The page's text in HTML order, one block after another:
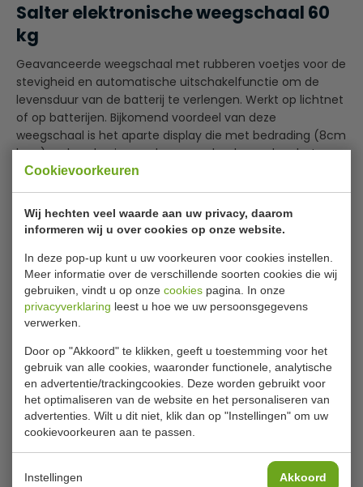
Cookievoorkeuren
Wij hechten veel waarde aan uw privacy, daarom
informeren wij u over cookies op onze website.
In deze pop-up kunt u uw voorkeuren voor cookies instellen.
Meer informatie over de verschillende soorten cookies die wij
gebruiken, vindt u op onze cookies pagina. In onze
privacyverklaring leest u hoe we uw persoonsgegevens
verwerken.
Door op "Akkoord" te klikken, geeft u toestemming voor het
gebruik van alle cookies, waaronder functionele, analytische
en advertentie/trackingcookies. Deze worden gebruikt voor
het optimaliseren van de website en het personaliseren van
advertenties. Wilt u dit niet, klik dan op "Instellingen" om uw
cookievoorkeuren aan te passen.
Instellingen Akkoord
Salter elektronische weegschaal 60
kg
Geavanceerde weegschaal met rubberen voetjes voor de
stevigheid en automatische uitschakelfunctie om de
levensduur van de batterij te verlengen. Werkt op lichtnet
of op batterijen. Bijkomend voordeel van deze
weegschaal is het aparte display die met bedrading (8cm
lang) verbonden is aan de weegschaal waardoor het
display ook aan de muur gemonteerd kan worden zodat
het beter af te lezen is.
Stevig, laag platform van geborsteld RVS voor
eenvoudige reiniging
4 rubberen voetjes
8 cm kabel verbindt het platform met het geborsteld
stalen LED-display
Uitgerust met wandbeugel voor wand-of
werkbankmontage van het display
Heeft een knop waarmee het gewicht van lege bakjes
van het totaalgewicht kan worden afgehaald zodat
allen het nettogewicht weergegeven wordt
Lees meer
Bijlages
Handleiding
Specificaties
Capaciteit
60 kg
Afmeting H x B x D
2,7 x 38 x 30 cm
Is dit iets voor jou?